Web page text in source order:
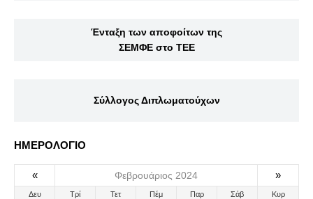
Ένταξη των αποφοίτων της
ΣΕΜΦΕ στο ΤΕΕ
Σύλλογος Διπλωματούχων
ΗΜΕΡΟΛΟΓΙΟ
« Φεβρουάριος 2024 »
Δευ Τρί Τετ Πέμ Παρ Σάβ Κυρ